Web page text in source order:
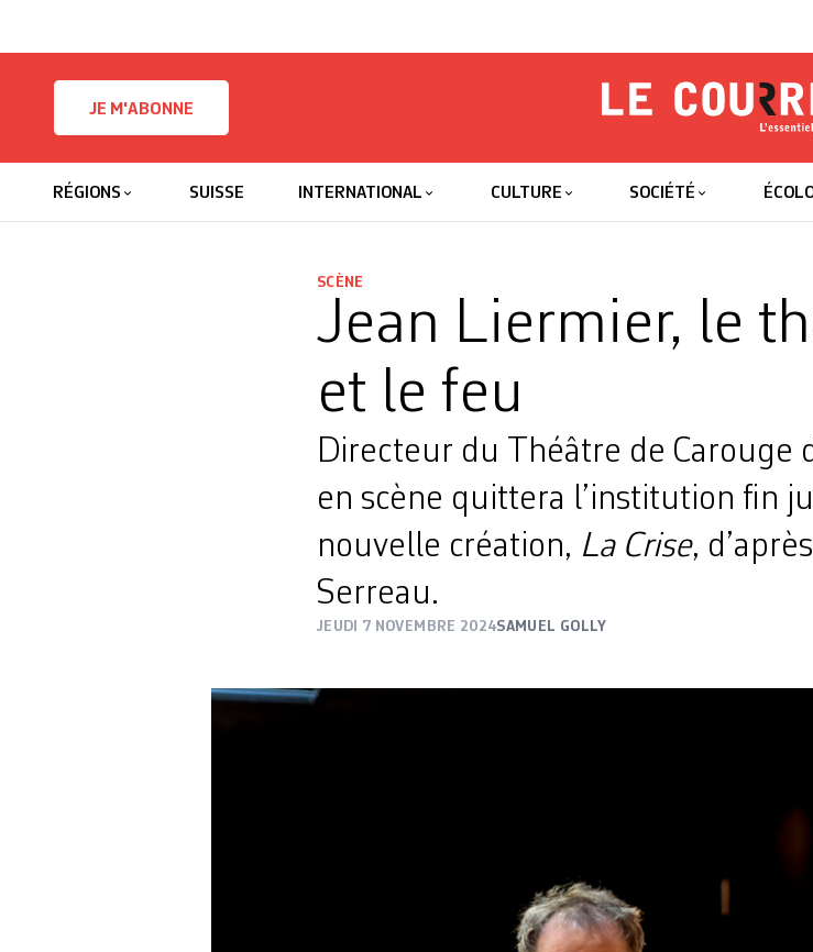
JE M'ABONNE
Le
RÉGIONS SUISSE INTERNATIONAL CULTURE SOCIÉTÉ
SCÈNE
Jean Liermier, le
et le feu
Directeur du Théâtre de
en scène quittera l’institution fin
nouvelle création, La Crise,
Serreau.
JEUDI 7 NOVEMBRE 2024SAMUEL GOLLY